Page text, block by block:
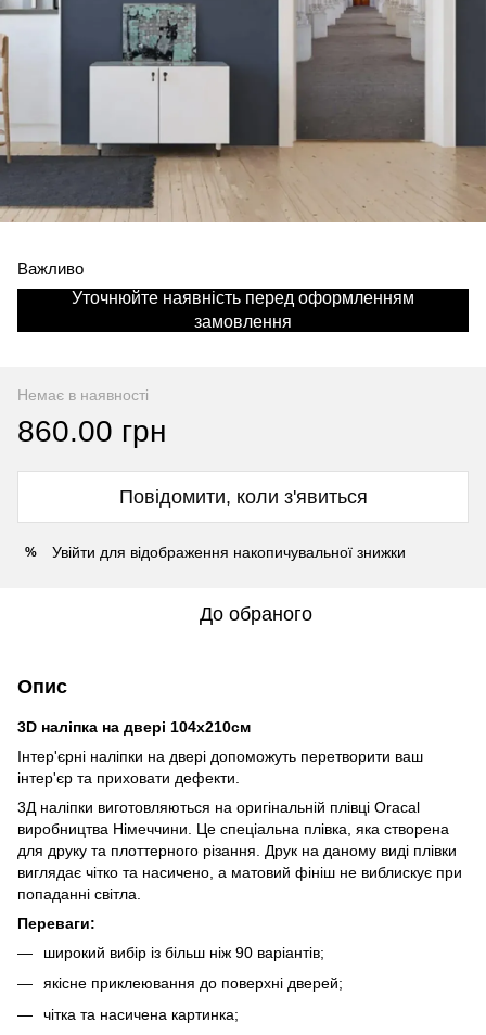
Важливо
Уточнюйте наявність перед оформленням
замовлення
Немає в наявності
860.00 грн
Повідомити, коли з'явиться
% Увійти для відображення накопичувальної знижки
До обраного
Опис
3D наліпка на двері 104х210см
Інтер'єрні наліпки на двері допоможуть перетворити ваш
інтер'єр та приховати дефекти.
3Д наліпки виготовляються на оригінальній плівці Oracal
виробництва Німеччини. Це спеціальна плівка, яка створена
для друку та плоттерного різання. Друк на даному виді плівки
виглядає чітко та насичено, а матовий фініш не виблискує при
попаданні світла.
Переваги:
широкий вибір із більш ніж 90 варіантів;
якісне приклеювання до поверхні дверей;
чітка та насичена картинка;